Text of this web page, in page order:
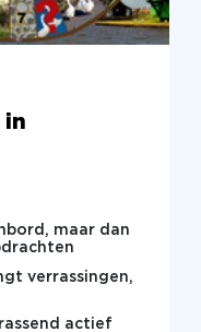
in
maar dan
verrassingen,
actief